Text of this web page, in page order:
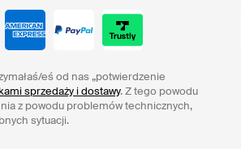
eś od nas „potwierdzenie
sprzedaży i dostawy. Z tego powodu
z powodu problemów technicznych,
sytuacji.